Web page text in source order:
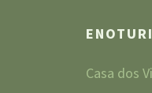
Casa dos